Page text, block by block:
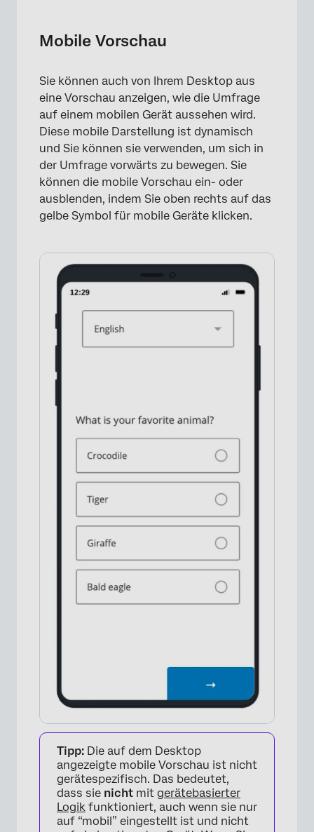
×
Mobile Vorschau
Sie können auch von Ihrem Desktop aus
eine Vorschau anzeigen, wie die Umfrage
auf einem mobilen Gerät aussehen wird.
Diese mobile Darstellung ist dynamisch
und Sie können sie verwenden, um sich in
der Umfrage vorwärts zu bewegen. Sie
können die mobile Vorschau ein- oder
ausblenden, indem Sie oben rechts auf das
gelbe Symbol für mobile Geräte klicken.
Tipp: Die auf dem Desktop
angezeigte mobile Vorschau ist nicht
gerätespezifisch. Das bedeutet,
dass sie nicht mit gerätebasierter
Logik funktioniert, auch wenn sie nur
auf “mobil” eingestellt ist und nicht